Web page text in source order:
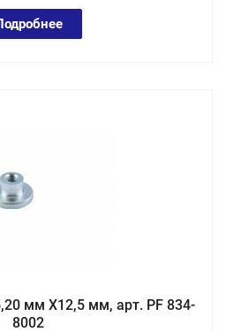
мм X12,5 мм, арт. PF 834-
8002